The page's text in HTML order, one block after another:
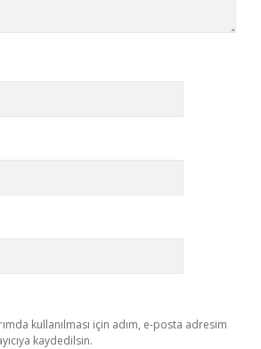
kullanılması için adım, e-posta adresim
kaydedilsin.